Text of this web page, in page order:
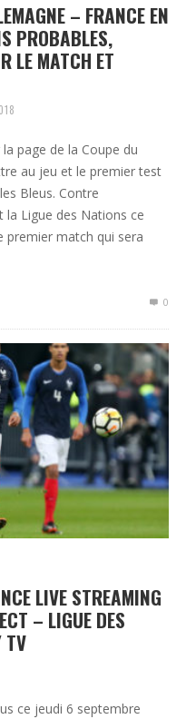
– FRANCE EN
PROBABLES,
LE MATCH ET
page de la Coupe du
au jeu et le premier test
Bleus. Contre
la Ligue des Nations ce
premier match qui sera
0
LIVE STREAMING
– LIGUE DES
TV
ce jeudi 6 septembre